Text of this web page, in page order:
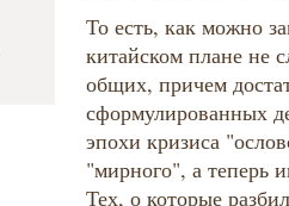
То есть, как можно
китайском плане не
общих, причем
сформулированных
эпохи кризиса
"мирного", а теперь
Тех, о которые